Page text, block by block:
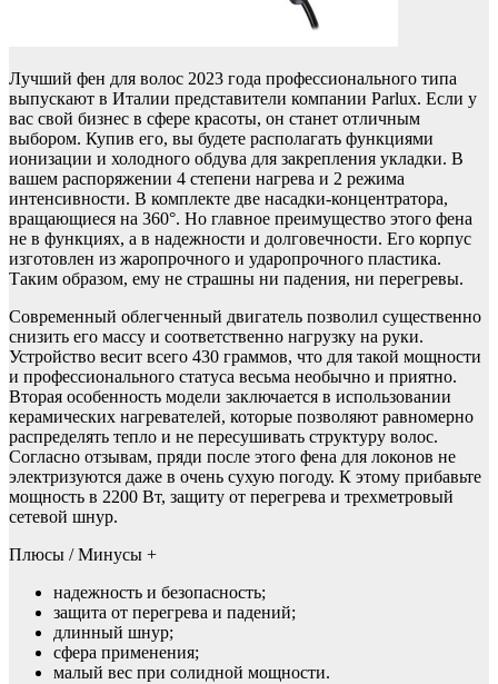
Лучший фен для волос 2023 года профессионального типа
выпускают в Италии представители компании Parlux. Если у
вас свой бизнес в сфере красоты, он станет отличным
выбором. Купив его, вы будете располагать функциями
ионизации и холодного обдува для закрепления укладки. В
вашем распоряжении 4 степени нагрева и 2 режима
интенсивности. В комплекте две насадки-концентратора,
вращающиеся на 360°. Но главное преимущество этого фена
не в функциях, а в надежности и долговечности. Его корпус
изготовлен из жаропрочного и ударопрочного пластика.
Таким образом, ему не страшны ни падения, ни перегревы.
Современный облегченный двигатель позволил существенно
снизить его массу и соответственно нагрузку на руки.
Устройство весит всего 430 граммов, что для такой мощности
и профессионального статуса весьма необычно и приятно.
Вторая особенность модели заключается в использовании
керамических нагревателей, которые позволяют равномерно
распределять тепло и не пересушивать структуру волос.
Согласно отзывам, пряди после этого фена для локонов не
электризуются даже в очень сухую погоду. К этому прибавьте
мощность в 2200 Вт, защиту от перегрева и трехметровый
сетевой шнур.
Плюсы / Минусы +
надежность и безопасность;
защита от перегрева и падений;
длинный шнур;
сфера применения;
малый вес при солидной мощности.